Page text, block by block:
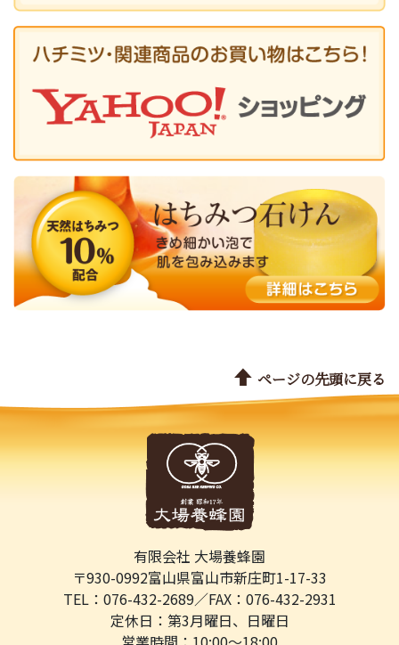
ページの先頭に戻る
有限会社 大場養蜂園
〒930-0992富山県富山市新庄町1-17-33
TEL：076-432-2689／FAX：076-432-2931
定休日：第3月曜日、日曜日